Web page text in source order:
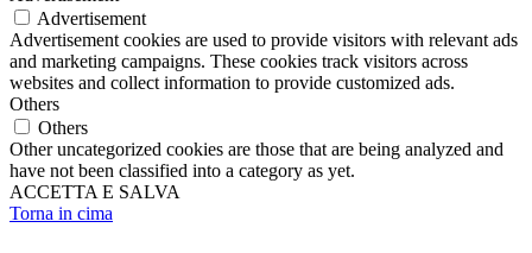
Advertisement
Advertisement cookies are used to provide visitors with relevant ads
and marketing campaigns. These cookies track visitors across
websites and collect information to provide customized ads.
Others
Others
Other uncategorized cookies are those that are being analyzed and
have not been classified into a category as yet.
ACCETTA E SALVA
Torna in cima